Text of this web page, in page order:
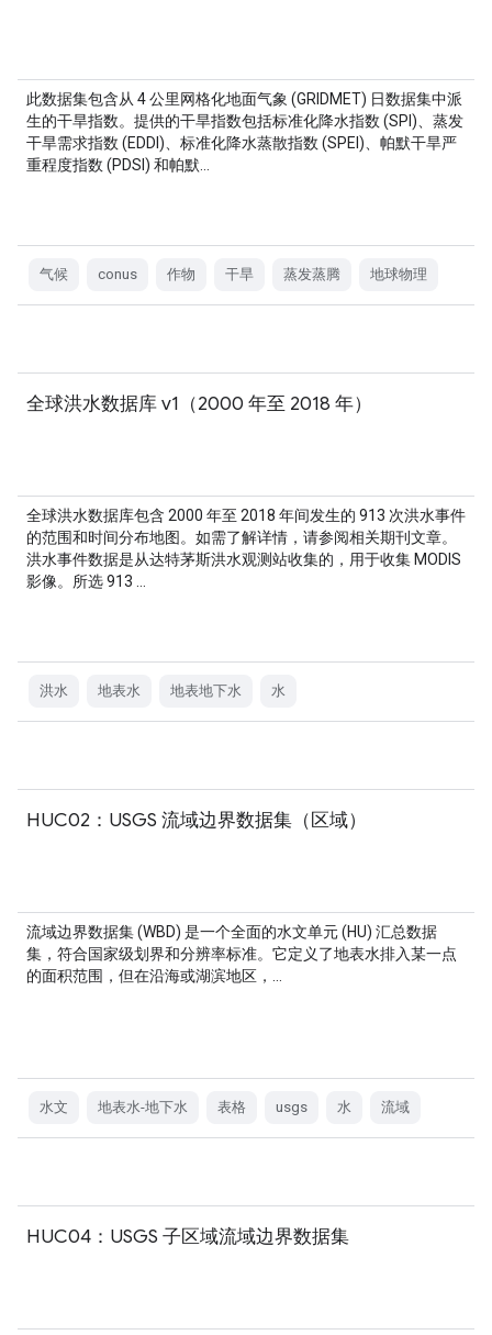
此数据集包含从 4 公里网格化地面气象 (GRIDMET) 日数据集中派
生的干旱指数。提供的干旱指数包括标准化降水指数 (SPI)、蒸发
干旱需求指数 (EDDI)、标准化降水蒸散指数 (SPEI)、帕默干旱严
重程度指数 (PDSI) 和帕默…
气候 conus 作物 干旱 蒸发蒸腾 地球物理
全球洪水数据库 v1（2000 年至 2018 年）
全球洪水数据库包含 2000 年至 2018 年间发生的 913 次洪水事件
的范围和时间分布地图。如需了解详情，请参阅相关期刊文章。
洪水事件数据是从达特茅斯洪水观测站收集的，用于收集 MODIS
影像。所选 913 …
洪水 地表水 地表地下水 水
HUC02：USGS 流域边界数据集（区域）
流域边界数据集 (WBD) 是一个全面的水文单元 (HU) 汇总数据
集，符合国家级划界和分辨率标准。它定义了地表水排入某一点
的面积范围，但在沿海或湖滨地区，…
水文 地表水-地下水 表格 usgs 水 流域
HUC04：USGS 子区域流域边界数据集